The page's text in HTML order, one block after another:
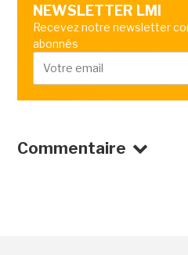
NEWSLETTER LMI
Recevez notre newsletter
abonnés
Commentaire